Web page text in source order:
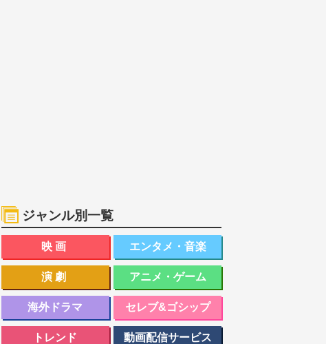
ジャンル別一覧
映画 エンタメ・音楽
演劇 アニメ・ゲーム
海外ドラマ セレブ&ゴシップ
トレンド 動画配信サービス